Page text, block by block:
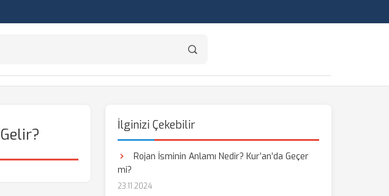
İlginizi Çekebilir
Rojan İsminin Anlamı Nedir? Kur’an’da Geçer
mi?
23.11.2024